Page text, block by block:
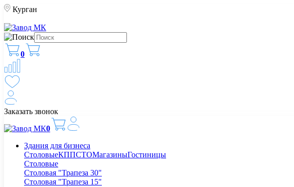
Курган
0
Заказать звонок
0
Здания для бизнеса
СтоловыеКППСТОМагазиныГостиницы
Столовые
Столовая "Трапеза 30"
Столовая "Трапеза 15"